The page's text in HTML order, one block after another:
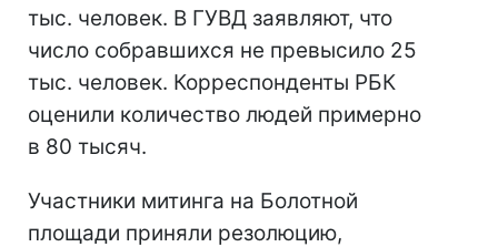
тыс. человек. В ГУВД заявляют, что
число собравшихся не превысило 25
тыс. человек. Корреспонденты РБК
оценили количество людей примерно
в 80 тысяч.
Участники митинга на Болотной
площади приняли резолюцию,